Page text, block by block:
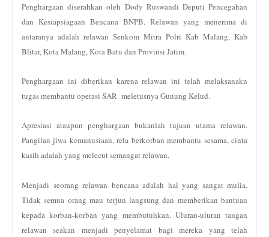
Penghargaan diserahkan oleh Dody Ruswandi Deputi Pencegahan
dan Kesiapsiagaan Bencana BNPB. Relawan yang menerima di
antaranya adalah relawan Senkom Mitra Polri Kab Malang, Kab
Blitar, Kota Malang, Kota Batu dan Provinsi Jatim.
Penghargaan ini diberikan karena relawan ini telah melaksanakn
tugas membantu operasi SAR meletusnya Gunung Kelud.
Apresiasi ataupun penghargaan bukanlah tujuan utama relawan.
Pangilan jiwa kemanusiaan, rela berkorban membantu sesama, cinta
kasih adalah yang melecut semangat relawan.
Menjadi seorang relawan bencana adalah hal yang sangat mulia.
Tidak semua orang mau terjun langsung dan memberikan bantuan
kepada korban-korban yang membutuhkan. Uluran-uluran tangan
relawan seakan menjadi penyelamat bagi mereka yang telah